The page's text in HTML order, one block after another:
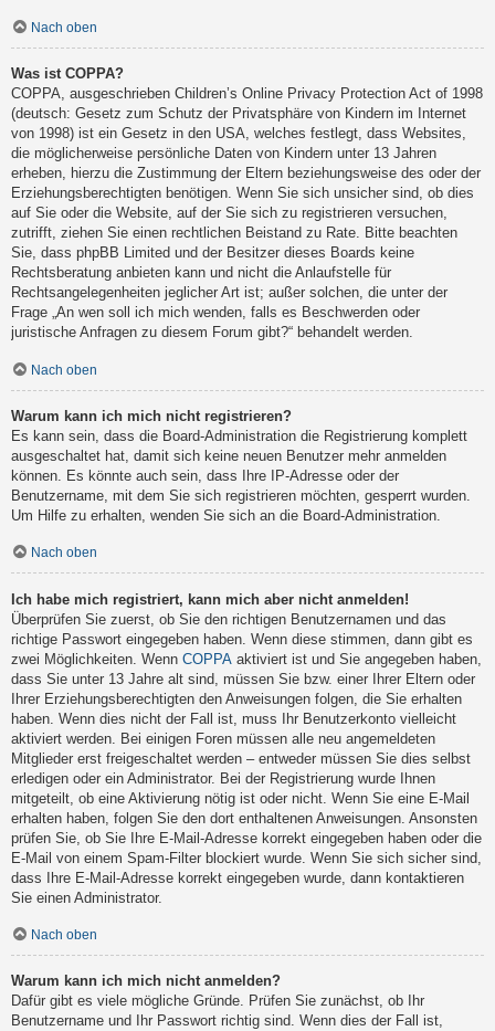
Nach oben
Was ist COPPA?
COPPA, ausgeschrieben Children’s Online Privacy Protection Act of 1998
(deutsch: Gesetz zum Schutz der Privatsphäre von Kindern im Internet
von 1998) ist ein Gesetz in den USA, welches festlegt, dass Websites,
die möglicherweise persönliche Daten von Kindern unter 13 Jahren
erheben, hierzu die Zustimmung der Eltern beziehungsweise des oder der
Erziehungsberechtigten benötigen. Wenn Sie sich unsicher sind, ob dies
auf Sie oder die Website, auf der Sie sich zu registrieren versuchen,
zutrifft, ziehen Sie einen rechtlichen Beistand zu Rate. Bitte beachten
Sie, dass phpBB Limited und der Besitzer dieses Boards keine
Rechtsberatung anbieten kann und nicht die Anlaufstelle für
Rechtsangelegenheiten jeglicher Art ist; außer solchen, die unter der
Frage „An wen soll ich mich wenden, falls es Beschwerden oder
juristische Anfragen zu diesem Forum gibt?“ behandelt werden.
Nach oben
Warum kann ich mich nicht registrieren?
Es kann sein, dass die Board-Administration die Registrierung komplett
ausgeschaltet hat, damit sich keine neuen Benutzer mehr anmelden
können. Es könnte auch sein, dass Ihre IP-Adresse oder der
Benutzername, mit dem Sie sich registrieren möchten, gesperrt wurden.
Um Hilfe zu erhalten, wenden Sie sich an die Board-Administration.
Nach oben
Ich habe mich registriert, kann mich aber nicht anmelden!
Überprüfen Sie zuerst, ob Sie den richtigen Benutzernamen und das
richtige Passwort eingegeben haben. Wenn diese stimmen, dann gibt es
zwei Möglichkeiten. Wenn COPPA aktiviert ist und Sie angegeben haben,
dass Sie unter 13 Jahre alt sind, müssen Sie bzw. einer Ihrer Eltern oder
Ihrer Erziehungsberechtigten den Anweisungen folgen, die Sie erhalten
haben. Wenn dies nicht der Fall ist, muss Ihr Benutzerkonto vielleicht
aktiviert werden. Bei einigen Foren müssen alle neu angemeldeten
Mitglieder erst freigeschaltet werden – entweder müssen Sie dies selbst
erledigen oder ein Administrator. Bei der Registrierung wurde Ihnen
mitgeteilt, ob eine Aktivierung nötig ist oder nicht. Wenn Sie eine E-Mail
erhalten haben, folgen Sie den dort enthaltenen Anweisungen. Ansonsten
prüfen Sie, ob Sie Ihre E-Mail-Adresse korrekt eingegeben haben oder die
E-Mail von einem Spam-Filter blockiert wurde. Wenn Sie sich sicher sind,
dass Ihre E-Mail-Adresse korrekt eingegeben wurde, dann kontaktieren
Sie einen Administrator.
Nach oben
Warum kann ich mich nicht anmelden?
Dafür gibt es viele mögliche Gründe. Prüfen Sie zunächst, ob Ihr
Benutzername und Ihr Passwort richtig sind. Wenn dies der Fall ist,